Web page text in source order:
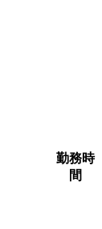
勤務時
間